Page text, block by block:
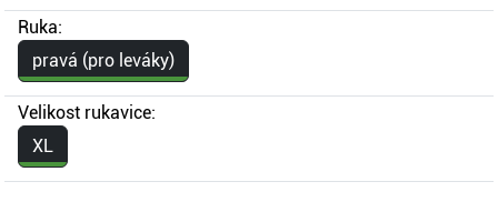
Ruka:
pravá (pro leváky)
Velikost rukavice:
XL